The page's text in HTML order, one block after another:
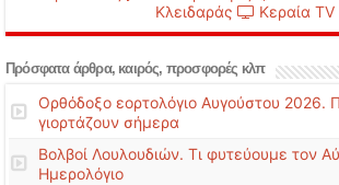
Κλειδαράς
Κεραία TV
Πρόσφατα άρθρα, καιρός, προσφορές κλπ
Ορθόδοξο εορτολόγιο Αυγούστου 2026.
γιορτάζουν σήμερα
Βολβοί Λουλουδιών. Τι φυτεύουμε τον
Ημερολόγιο